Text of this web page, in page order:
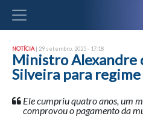
NOTÍCIA | 29 setembro, 2025 - 17:18
Ministro Alexandre
Silveira para
Ele cumpriu quatro anos, um
comprovou o pagamento da